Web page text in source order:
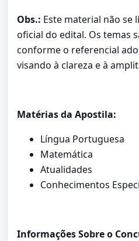
Obs.: Este material não se
oficial do edital. Os temas
conforme o referencial
visando à clareza e à
Matérias da Apostila:
Língua Portuguesa
Matemática
Atualidades
Conhecimentos
Informações Sobre o